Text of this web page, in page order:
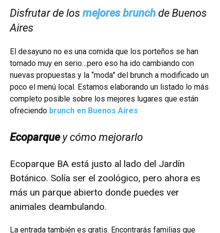
Disfrutar de los mejores brunch de Buenos
Aires
El desayuno no es una comida que los porteños se han
tomado muy en serio…pero eso ha ido cambiando con
nuevas propuestas y la “moda” del brunch a modificado un
poco el menú local. Estamos elaborando un listado lo más
completo posible sobre los mejores lugares que están
ofreciendo brunch en Buenos Aires
Ecoparque y cómo mejorarlo
Ecoparque BA está justo al lado del Jardín
Botánico. Solía ​​ser el zoológico, pero ahora es
más un parque abierto donde puedes ver
animales deambulando.
La entrada también es gratis. Encontrarás familias que